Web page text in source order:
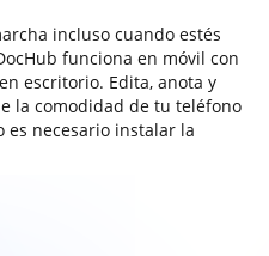
incluso cuando estés
funciona en móvil con
escritorio. Edita, anota y
la comodidad de tu teléfono
es necesario instalar la